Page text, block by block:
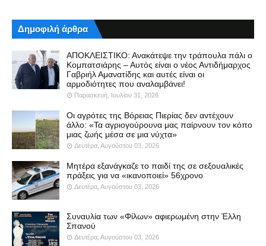
Δημοφιλή άρθρα
ΑΠΟΚΛΕΙΣΤΙΚΟ: Ανακάτεψε την τράπουλα πάλι ο
Κομπατσιάρης – Αυτός είναι ο νέος Αντιδήμαρχος
Γαβριήλ Αμανατίδης και αυτές είναι οι
αρμοδιότητες που αναλαμβάνει!
Παρασκευή, Ιουλίου 31, 2026
Οι αγρότες της Βόρειας Πιερίας δεν αντέχουν
άλλο: «Τα αγριογούρουνα μας παίρνουν τον κόπο
μιας ζωής μέσα σε μια νύχτα»
Δευτέρα, Αυγούστου 03, 2026
Μητέρα εξανάγκαζε το παιδί της σε σεξουαλικές
πράξεις για να «ικανοποιεί» 56χρονο
Δευτέρα, Αυγούστου 03, 2026
Συναυλία των «Φίλων» αφιερωμένη στην Έλλη
Σπανού
Δευτέρα, Αυγούστου 03, 2026